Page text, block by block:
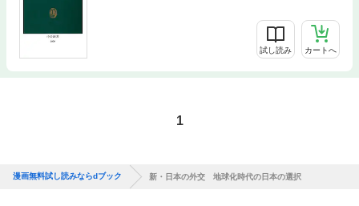
試し読み カートへ
1
漫画無料試し読みならdブック 新・日本の外交 地球化時代の日本の選択